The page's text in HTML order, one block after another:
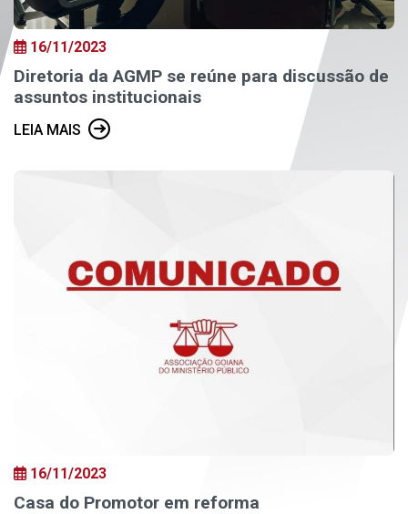
16/11/2023
Diretoria da AGMP se reúne para discussão de
assuntos institucionais
LEIA MAIS
16/11/2023
Casa do Promotor em reforma